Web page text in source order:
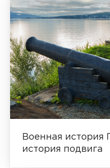
Военная история
история подвига